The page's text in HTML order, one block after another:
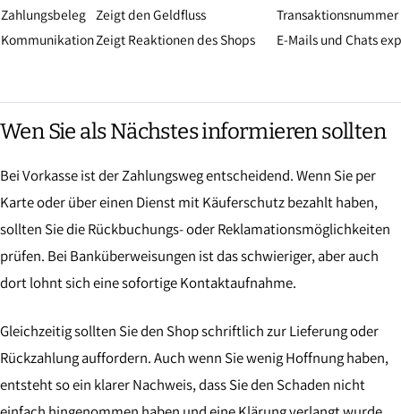
Zahlungsbeleg Zeigt den Geldfluss
KommunikationZeigt Reaktionen des Shops E-Mails und Chats
Wen Sie als Nächstes informieren sollten
Bei Vorkasse ist der Zahlungsweg entscheidend. Wenn Sie per
Karte oder über einen Dienst mit Käuferschutz bezahlt haben,
sollten Sie die Rückbuchungs- oder Reklamationsmöglichkeiten
prüfen. Bei Banküberweisungen ist das schwieriger, aber auch
dort lohnt sich eine sofortige Kontaktaufnahme.
Gleichzeitig sollten Sie den Shop schriftlich zur Lieferung oder
Rückzahlung auffordern. Auch wenn Sie wenig Hoffnung haben,
entsteht so ein klarer Nachweis, dass Sie den Schaden nicht